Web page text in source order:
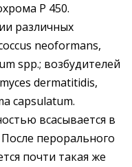
Р 450.
различных
neоformans,
spp.; возбудителей
dermatitidis,
capsulatum.
всасывается в
перорального
почти такая же